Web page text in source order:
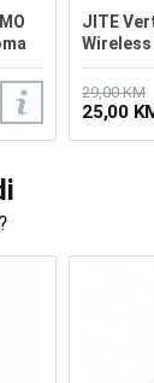
JITE
Wireless
29,00 KM
25,00